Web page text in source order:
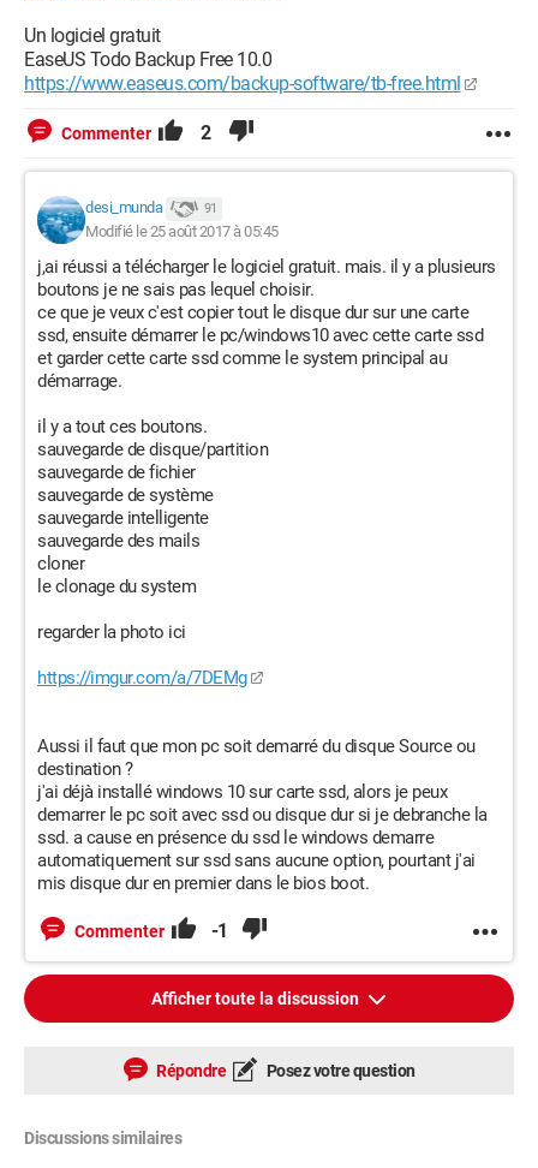
Un logiciel gratuit
EaseUS Todo Backup Free 10.0
https://www.easeus.com/backup-software/tb-free.html
Commenter 2
desi_munda 91
Modifié le 25 août 2017 à 05:45
j,ai réussi a télécharger le logiciel gratuit. mais. il y a plusieurs
boutons je ne sais pas lequel choisir.
ce que je veux c'est copier tout le disque dur sur une carte
ssd, ensuite démarrer le pc/windows10 avec cette carte ssd
et garder cette carte ssd comme le system principal au
démarrage.
il y a tout ces boutons.
sauvegarde de disque/partition
sauvegarde de fichier
sauvegarde de système
sauvegarde intelligente
sauvegarde des mails
cloner
le clonage du system
regarder la photo ici
https://imgur.com/a/7DEMg
Aussi il faut que mon pc soit demarré du disque Source ou
destination ?
j'ai déjà installé windows 10 sur carte ssd, alors je peux
demarrer le pc soit avec ssd ou disque dur si je debranche la
ssd. a cause en présence du ssd le windows demarre
automatiquement sur ssd sans aucune option, pourtant j'ai
mis disque dur en premier dans le bios boot.
Commenter -1
Afficher toute la discussion
Répondre Posez votre question
Discussions similaires